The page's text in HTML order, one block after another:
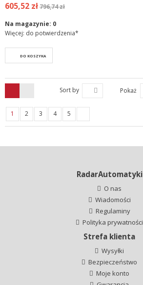
605,52 zł796,74 zł
Na magazynie: 0
Więcej: do potwierdzenia*
DO KOSZYKA
Sort by Pokaż
1 2 3 4 5
RadarAutomatyki
O nas
Wiadomości
Regulaminy
Polityka prywatności
Strefa klienta
Wysyłki
Bezpieczeństwo
Moje konto